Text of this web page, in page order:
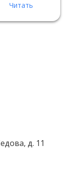
Читать
д. 11